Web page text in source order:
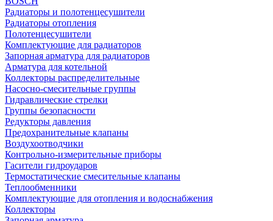
Радиаторы и полотенцесушители
Радиаторы отопления
Полотенцесушители
Комплектующие для радиаторов
Запорная арматура для радиаторов
Арматура для котельной
Коллекторы распределительные
Насосно-смесительные группы
Гидравлические стрелки
Группы безопасности
Редукторы давления
Предохранительные клапаны
Воздухоотводчики
Контрольно-измерительные приборы
Гасители гидроударов
Термостатические смесительные клапаны
Теплообменники
Комплектующие для отопления и водоснабжения
Коллекторы